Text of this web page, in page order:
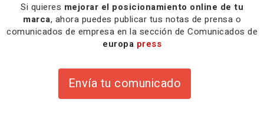
Si quieres mejorar el posicionamiento online de tu
marca, ahora puedes publicar tus notas de prensa o
comunicados de empresa en la sección de Comunicados de
europa press
Envía tu comunicado